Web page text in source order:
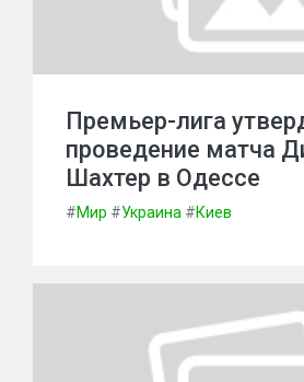
Премьер-лига
проведение матча
Шахтер в Одессе
#Мир #Украина #Киев